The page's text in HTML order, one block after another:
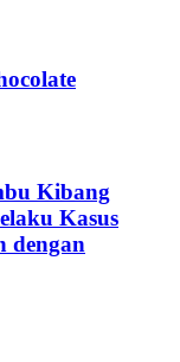
Kibang
Kasus
dengan